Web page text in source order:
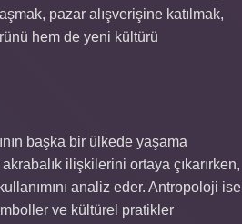
pazar alışverişine katılmak,
hem de yeni kültürü
başka bir ülkede yaşama
ilişkilerini ortaya çıkarırken,
analiz eder. Antropoloji ise
ve kültürel pratikler